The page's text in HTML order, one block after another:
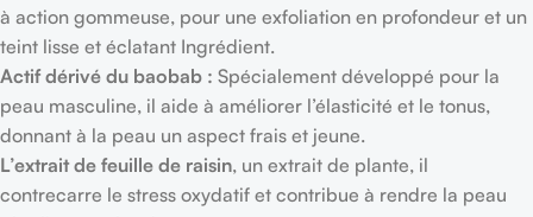
à action gommeuse, pour une exfoliation en profondeur et un
teint lisse et éclatant Ingrédient.
Actif dérivé du baobab : Spécialement développé pour la
peau masculine, il aide à améliorer l’élasticité et le tonus,
donnant à la peau un aspect frais et jeune.
L’extrait de feuille de raisin, un extrait de plante, il
contrecarre le stress oxydatif et contribue à rendre la peau